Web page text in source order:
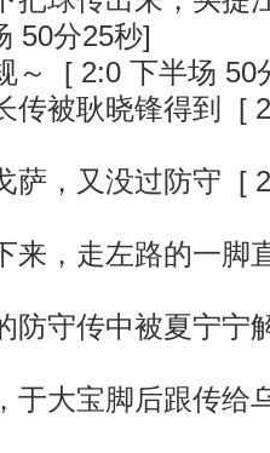
50分25秒]
～
[ 2:0 下半场 50
传被耿晓锋得到
[
萨，又没过防守 [
来，走左路的一脚
防守传中被夏宁宁
于大宝脚后跟传给